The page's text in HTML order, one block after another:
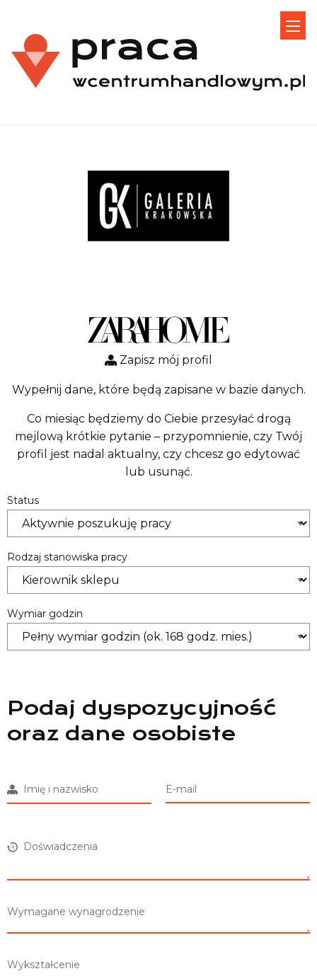
Zapisz mój profil
Wypełnij dane, które będą zapisane w bazie danych.
Co miesiąc będziemy do Ciebie przesyłać drogą
mejlową krótkie pytanie – przypomnienie, czy Twój
profil jest nadal aktualny, czy chcesz go edytować
lub usunąć.
Status
Rodzaj stanowiska pracy
Wymiar godzin
Podaj dyspozycyjność
oraz dane osobiste
Imię i nazwisko E-mail
Doświadczenia
Wymagane wynagrodzenie
Wykształcenie